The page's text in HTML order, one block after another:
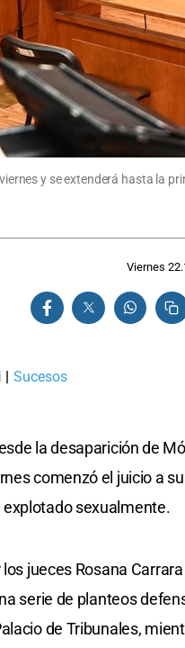
y se extenderá hasta la
Viernes
| Sucesos
la desaparición de
comenzó el juicio a
sexualmente.
jueces Rosana
serie de planteos
de Tribunales,